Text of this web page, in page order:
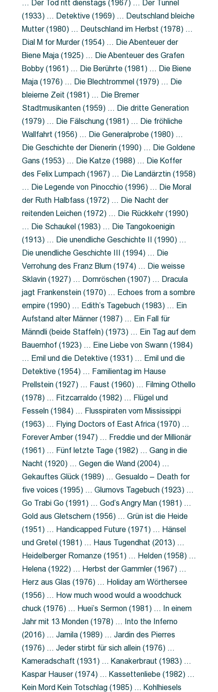
… Der Tod ritt dienstags (1967) … Der Tunnel
(1933) … Detektive (1969) … Deutschland bleiche
Mutter (1980) … Deutschland im Herbst (1978) …
Dial M for Murder (1954) … Die Abenteuer der
Biene Maja (1925) … Die Abenteuer des Grafen
Bobby (1961) … Die Berührte (1981) … Die Biene
Maja (1976) … Die Blechtrommel (1979) … Die
bleierne Zeit (1981) … Die Bremer
Stadtmusikanten (1959) … Die dritte Generation
(1979) … Die Fälschung (1981) … Die fröhliche
Wallfahrt (1956) … Die Generalprobe (1980) …
Die Geschichte der Dienerin (1990) … Die Goldene
Gans (1953) … Die Katze (1988) … Die Koffer
des Felix Lumpach (1967) … Die Landärztin (1958)
… Die Legende von Pinocchio (1996) … Die Moral
der Ruth Halbfass (1972) … Die Nacht der
reitenden Leichen (1972) … Die Rückkehr (1990)
… Die Schaukel (1983) … Die Tangokoenigin
(1913) … Die unendliche Geschichte II (1990) …
Die unendliche Geschichte III (1994) … Die
Verrohung des Franz Blum (1974) … Die weisse
Sklavin (1927) … Dornröschen (1907) … Dracula
jagt Frankenstein (1970) … Echoes from a sombre
empire (1990) … Edith’s Tagebuch (1983) … Ein
Aufstand alter Männer (1987) … Ein Fall für
Männdli (beide Staffeln) (1973) … Ein Tag auf dem
Bauernhof (1923) … Eine Liebe von Swann (1984)
… Emil und die Detektive (1931) … Emil und die
Detektive (1954) … Familientag im Hause
Prellstein (1927) … Faust (1960) … Filming Othello
(1978) … Fitzcarraldo (1982) … Flügel und
Fesseln (1984) … Flusspiraten vom Mississippi
(1963) … Flying Doctors of East Africa (1970) …
Forever Amber (1947) … Freddie und der Millionär
(1961) … Fünf letzte Tage (1982) … Gang in die
Nacht (1920) … Gegen die Wand (2004) …
Gekauftes Glück (1989) … Gesualdo – Death for
five voices (1995) … Glumovs Tagebuch (1923) …
Go Trabi Go (1991) … God’s Angry Man (1981) …
Gold aus Gletschern (1956) … Grün ist die Heide
(1951) … Handicapped Future (1971) … Hänsel
und Gretel (1981) … Haus Tugendhat (2013) …
Heidelberger Romanze (1951) … Helden (1958) …
Helena (1922) … Herbst der Gammler (1967) …
Herz aus Glas (1976) … Holiday am Wörthersee
(1956) … How much wood would a woodchuck
chuck (1976) … Huei’s Sermon (1981) … In einem
Jahr mit 13 Monden (1978) … Into the Inferno
(2016) … Jamila (1989) … Jardin des Pierres
(1976) … Jeder stirbt für sich allein (1976) …
Kameradschaft (1931) … Kanakerbraut (1983) …
Kaspar Hauser (1974) … Kassettenliebe (1982) …
Kein Mord Kein Totschlag (1985) … Kohlhiesels